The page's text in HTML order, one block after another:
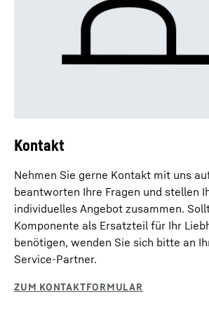
Kontakt
Nehmen Sie gerne Kontakt mit uns
beantworten Ihre Fragen und stellen
individuelles Angebot zusammen.
Komponente als Ersatzteil für Ihr
benötigen, wenden Sie sich bitte an
Service-Partner.